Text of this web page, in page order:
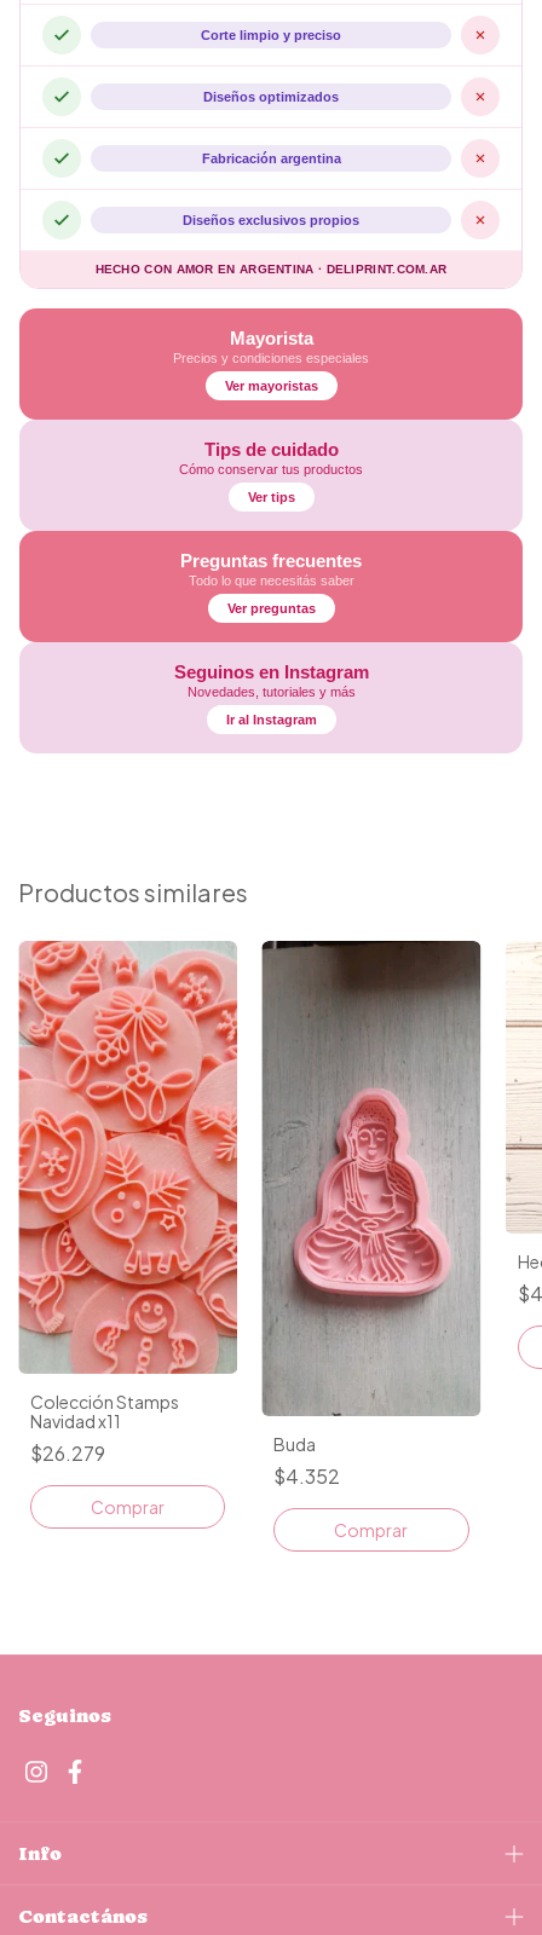
Mayorista
Precios y condiciones especiales
Ver mayoristas
Tips de cuidado
Cómo conservar tus productos
Ver tips
Preguntas frecuentes
Todo lo que necesitás saber
Ver preguntas
Seguinos en Instagram
Novedades, tutoriales y más
Ir al Instagram
Corte limpio y preciso
Diseños optimizados
Fabricación argentina
Diseños exclusivos propios
HECHO CON AMOR EN ARGENTINA · DELIPRINT.COM.AR
Productos similares
Colección Stamps
Navidad x11
$26.279 Buda
$4.352
Comprar
Seguinos
Info
Contactános